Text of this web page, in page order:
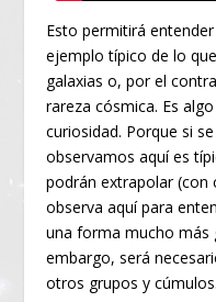
Esto permitirá
ejemplo típico de lo
galaxias o, por el
rareza cósmica. Es
curiosidad. Porque si
observamos aquí es
podrán extrapolar (con
observa aquí para
una forma mucho más
embargo, será
otros grupos y cúmulos.